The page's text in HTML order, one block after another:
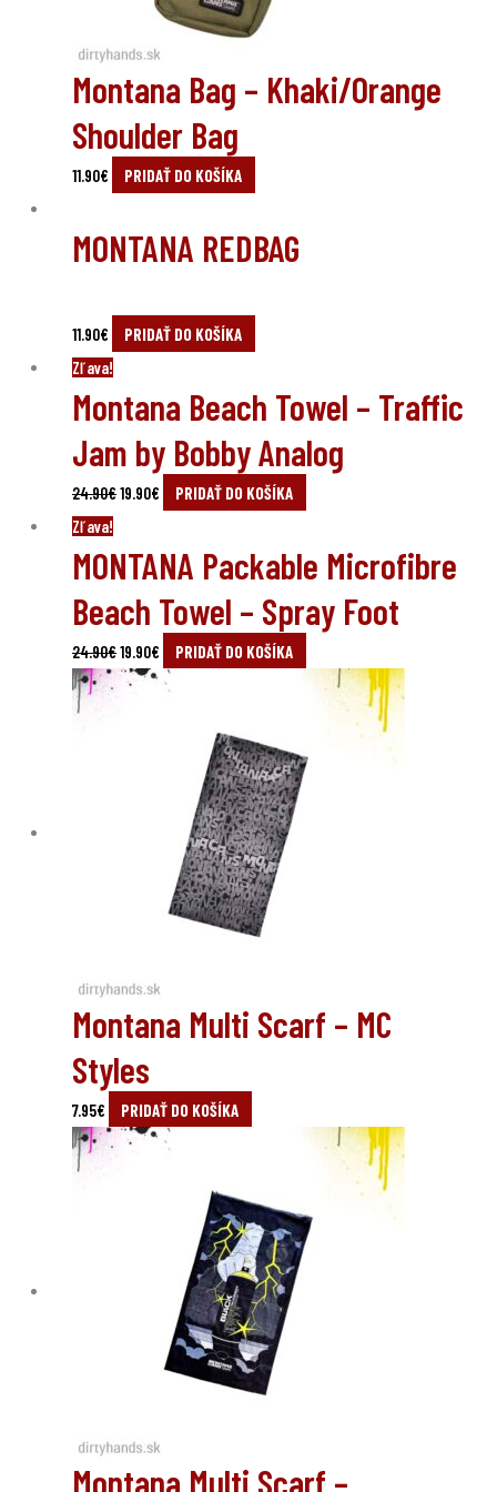
Montana Bag – Khaki/Orange
Shoulder Bag
11.90€ PRIDAŤ DO KOŠÍKA
MONTANA REDBAG
11.90€
PRIDAŤ DO KOŠÍKA
Zľava!
Montana Beach Towel – Traffic
Jam by Bobby Analog
24.90€
price
24.90€.
19.90€
price
19.90€.
PRIDAŤ DO KOŠÍKA
Zľava!
MONTANA Packable Microfibre
Beach Towel – Spray Foot
24.90€
price
24.90€.
19.90€
price
19.90€.
PRIDAŤ DO KOŠÍKA
Montana Multi Scarf – MC
Styles
7.95€ PRIDAŤ DO KOŠÍKA
Montana Multi Scarf –